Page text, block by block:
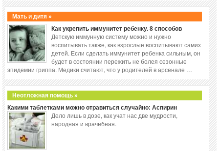
Мать и дитя »
Как укрепить иммунитет ребенку. 8 способов
Детскую иммунную систему можно и нужно
воспитывать также, как взрослые воспитывают самих
детей. Если сделать иммунитет ребенка сильным, он
будет в состоянии пережить не болея сезонные
эпидемии гриппа. Медики считают, что у родителей в арсенале …
Неотложная помощь »
Какими таблетками можно отравиться случайно: Аспирин
Дело лишь в дозе, как учат нас две мудрости,
народная и врачебная.